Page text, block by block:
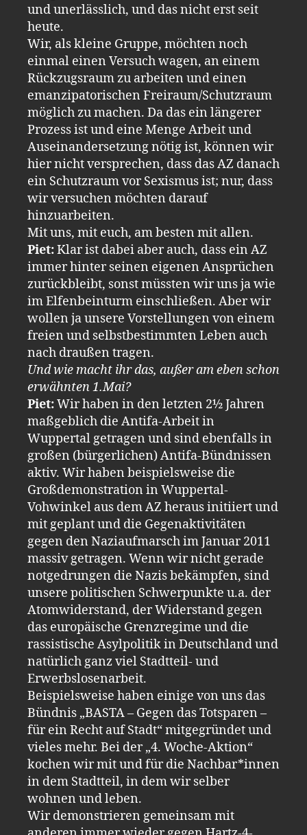
und unerlässlich, und das nicht erst seit
heute.
Wir, als kleine Gruppe, möchten noch
einmal einen Versuch wagen, an einem
Rückzugsraum zu arbeiten und einen
emanzipatorischen Freiraum/Schutzraum
möglich zu machen. Da das ein längerer
Prozess ist und eine Menge Arbeit und
Auseinandersetzung nötig ist, können wir
hier nicht versprechen, dass das AZ danach
ein Schutzraum vor Sexismus ist; nur, dass
wir versuchen möchten darauf
hinzuarbeiten.
Mit uns, mit euch, am besten mit allen.
Piet:Klar ist dabei aber auch, dass ein AZ
immer hinter seinen eigenen Ansprüchen
zurückbleibt, sonst müssten wir uns ja wie
im Elfenbeinturm einschließen. Aber wir
wollen ja unsere Vorstellungen von einem
freien und selbstbestimmten Leben auch
nach draußen tragen.
Und wie macht ihr das, außer am eben schon
erwähnten 1.Mai?
Piet:Wir haben in den letzten 2½ Jahren
maßgeblich die Antifa-Arbeit in
Wuppertal getragen und sind ebenfalls in
großen (bürgerlichen) Antifa-Bündnissen
aktiv. Wir haben beispielsweise die
Großdemonstration in Wuppertal-
Vohwinkel aus dem AZ heraus initiiert und
mit geplant und die Gegenaktivitäten
gegen den Naziaufmarsch im Januar 2011
massiv getragen. Wenn wir nicht gerade
notgedrungen die Nazis bekämpfen, sind
unsere politischen Schwerpunkte u.a. der
Atomwiderstand, der Widerstand gegen
das europäische Grenzregime und die
rassistische Asylpolitik in Deutschland und
natürlich ganz viel Stadtteil- und
Erwerbslosenarbeit.
Beispielsweise haben einige von uns das
Bündnis „BASTA – Gegen das Totsparen –
für ein Recht auf Stadt“ mitgegründet und
vieles mehr. Bei der „4. Woche-Aktion“
kochen wir mit und für die Nachbar*innen
in dem Stadtteil, in dem wir selber
wohnen und leben.
Wir demonstrieren gemeinsam mit